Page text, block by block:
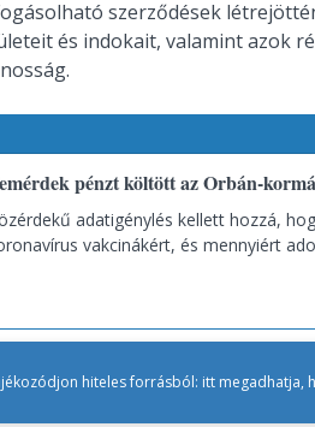
szerződések
és indokait, valamint azok
pénzt költött az Orbán-
adatigénylés kellett hozzá,
vakcinákért, és mennyiért
hiteles forrásból: itt megadhatja,